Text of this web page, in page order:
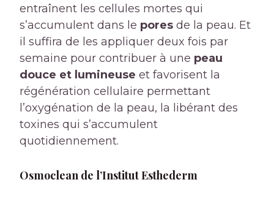
entraînent les cellules mortes qui
s’accumulent dans le pores de la peau. Et
il suffira de les appliquer deux fois par
semaine pour contribuer à une peau
douce et lumineuse et favorisent la
régénération cellulaire permettant
l’oxygénation de la peau, la libérant des
toxines qui s’accumulent
quotidiennement.
Osmoclean de l’Institut Esthederm